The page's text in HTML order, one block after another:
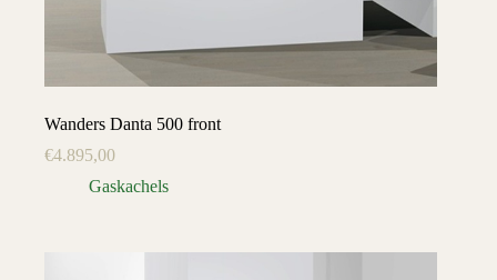
Wanders Danta 500 front
€4.895,00
Gaskachels